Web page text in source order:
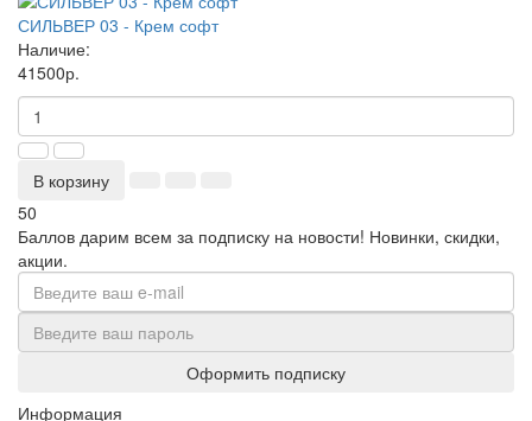
СИЛЬВЕР 03 - Крем софт
Наличие:
41500р.
В корзину
50
Баллов дарим всем за подписку на новости! Новинки, скидки,
акции.
Оформить подписку
Информация